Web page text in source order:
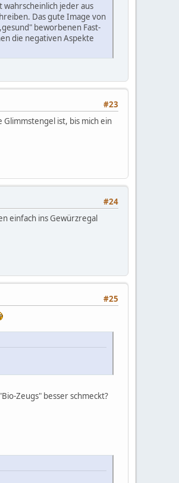
jeder aus
Das gute Image von
beworbenen Fast-
die negativen Aspekte
#23
Glimmstengel ist, bis mich ein
#24
einfach ins Gewürzregal
#25
Zeugs" besser schmeckt?